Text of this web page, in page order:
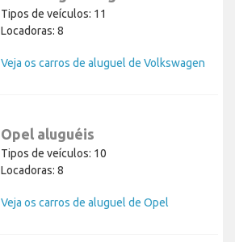
Tipos de veículos: 11
Locadoras: 8
Veja os carros de aluguel de Volkswagen
Opel aluguéis
Tipos de veículos: 10
Locadoras: 8
Veja os carros de aluguel de Opel